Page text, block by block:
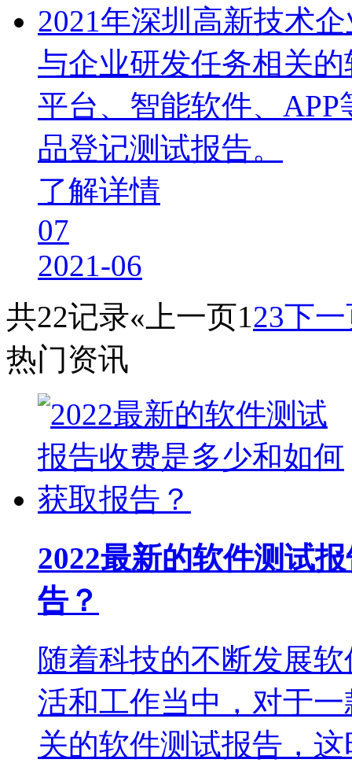
2021年深圳高新技术
与企业研发任务相关
平台、智能软件、
品登记测试报告。
了解详情
07
2021-06
共22记录«上一页123下
热门资讯
2022最新的软件测试
告？
随着科技的不断发展
活和工作当中，对于
关的软件测试报告，